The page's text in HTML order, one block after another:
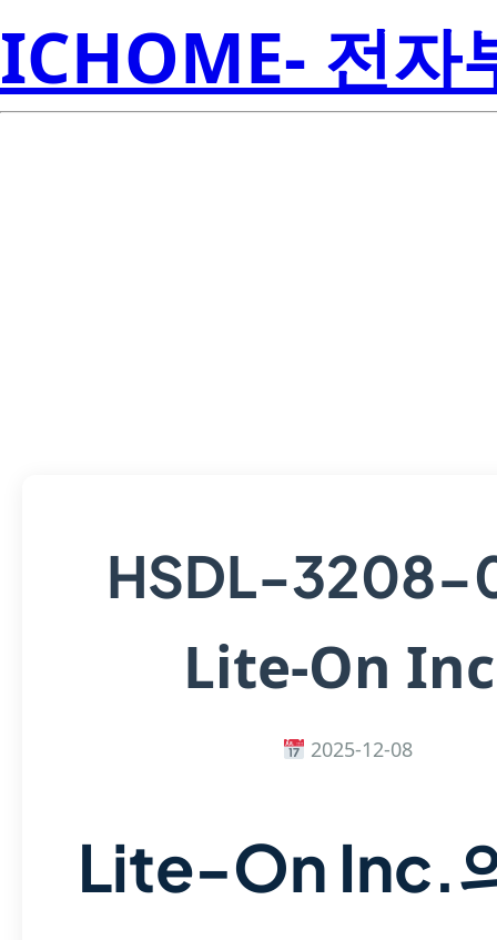
ICHOME- 전자
HSDL-3208-
Lite-On
2025-12-08
Lite-On Inc.